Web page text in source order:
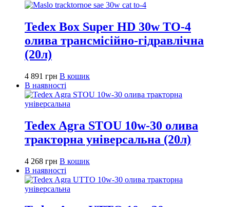
Tedex Box Super HD 30w TO-4
олива трансмісійно-гідравлічна
(20л)
4 891 грн В кошик
В наявності
Tedex Agra STOU 10w-30 олива
тракторна універсальна (20л)
4 268 грн В кошик
В наявності